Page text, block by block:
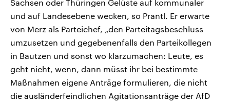
Sachsen oder Thüringen Gelüste auf kommunaler
und auf Landesebene wecken, so Prantl. Er erwarte
von Merz als Parteichef, „den Parteitagsbeschluss
umzusetzen und gegebenenfalls den Parteikollegen
in Bautzen und sonst wo klarzumachen: Leute, es
geht nicht, wenn, dann müsst ihr bei bestimmte
Maßnahmen eigene Anträge formulieren, die nicht
die ausländerfeindlichen Agitationsanträge der AfD